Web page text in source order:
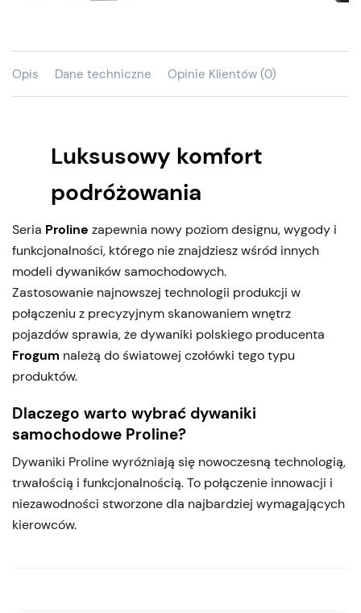
Opis Dane techniczne Opinie Klientów (0)
Luksusowy komfort
podróżowania
Seria Proline zapewnia nowy poziom designu, wygody i
funkcjonalności, którego nie znajdziesz wśród innych
modeli dywaników samochodowych.
Zastosowanie najnowszej technologii produkcji w
połączeniu z precyzyjnym skanowaniem wnętrz
pojazdów sprawia, że dywaniki polskiego producenta
Frogum należą do światowej czołówki tego typu
produktów.
Dlaczego warto wybrać dywaniki
samochodowe Proline?
Dywaniki Proline wyróżniają się nowoczesną technologią,
trwałością i funkcjonalnością. To połączenie innowacji i
niezawodności stworzone dla najbardziej wymagających
kierowców.